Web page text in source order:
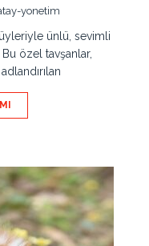
yonetim
ünlü, sevimli
özel tavşanlar,